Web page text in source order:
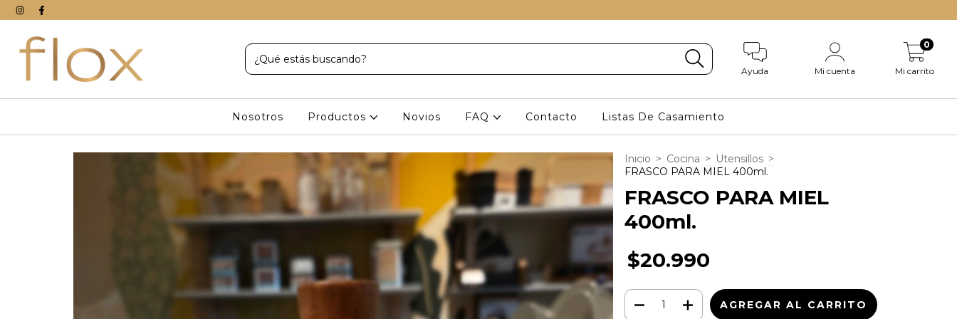
Ayuda Mi cuenta Mi carrito
0
Nosotros Productos Novios FAQ Contacto Listas De Casamiento
Inicio > Cocina > Utensillos >
FRASCO PARA MIEL 400ml.
FRASCO PARA MIEL
400ml.
$20.990